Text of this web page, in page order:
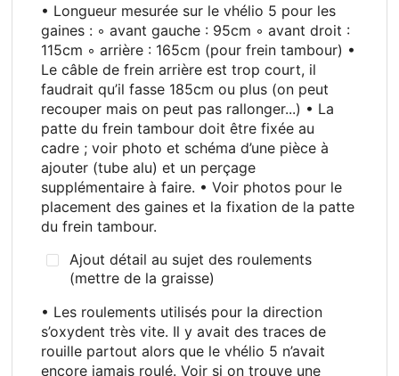
• Longueur mesurée sur le vhélio 5 pour les
gaines : ◦ avant gauche : 95cm ◦ avant droit :
115cm ◦ arrière : 165cm (pour frein tambour) •
Le câble de frein arrière est trop court, il
faudrait qu’il fasse 185cm ou plus (on peut
recouper mais on peut pas rallonger...) • La
patte du frein tambour doit être fixée au
cadre ; voir photo et schéma d’une pièce à
ajouter (tube alu) et un perçage
supplémentaire à faire. • Voir photos pour le
placement des gaines et la fixation de la patte
du frein tambour.
Ajout détail au sujet des roulements
(mettre de la graisse)
• Les roulements utilisés pour la direction
s’oxydent très vite. Il y avait des traces de
rouille partout alors que le vhélio 5 n’avait
encore jamais roulé. Voir si on trouve une